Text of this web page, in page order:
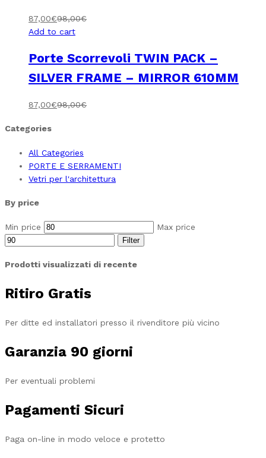
87,00€98,00€
Add to cart
Porte Scorrevoli TWIN PACK –
SILVER FRAME – MIRROR 610MM
87,00€98,00€
Categories
All Categories
PORTE E SERRAMENTI
Vetri per l'architettura
By price
Min price Max price
Filter
Prodotti visualizzati di recente
Ritiro Gratis
Per ditte ed installatori presso il rivenditore più vicino
Garanzia 90 giorni
Per eventuali problemi
Pagamenti Sicuri
Paga on-line in modo veloce e protetto